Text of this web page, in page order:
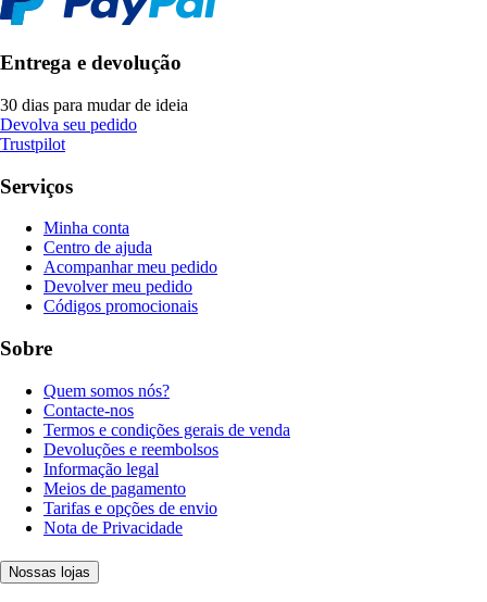
Entrega e devolução
30 dias para mudar de ideia
Devolva seu pedido
Trustpilot
Serviços
Minha conta
Centro de ajuda
Acompanhar meu pedido
Devolver meu pedido
Códigos promocionais
Sobre
Quem somos nós?
Contacte-nos
Termos e condições gerais de venda
Devoluções e reembolsos
Informação legal
Meios de pagamento
Tarifas e opções de envio
Nota de Privacidade
Nossas lojas